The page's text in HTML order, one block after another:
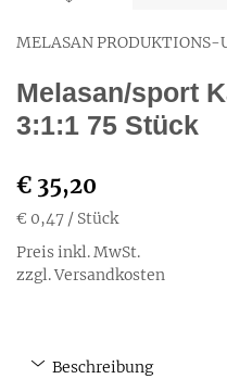
MELASAN PRODUKTIONS-
Melasan/sport
3:1:1 75 Stück
€ 35,20
€ 0,47 / Stück
Preis inkl. MwSt.
zzgl. Versandkosten
Beschreibung